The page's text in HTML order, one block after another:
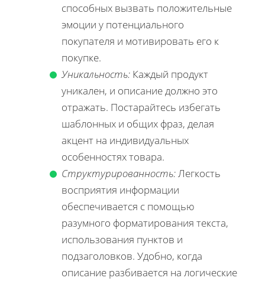
способных вызвать положительные
эмоции у потенциального
покупателя и мотивировать его к
покупке.
Уникальность: Каждый продукт
уникален, и описание должно это
отражать. Постарайтесь избегать
шаблонных и общих фраз, делая
акцент на индивидуальных
особенностях товара.
Структурированность:Легкость
восприятия информации
обеспечивается с помощью
разумного форматирования текста,
использования пунктов и
подзаголовков. Удобно, когда
описание разбивается на логические